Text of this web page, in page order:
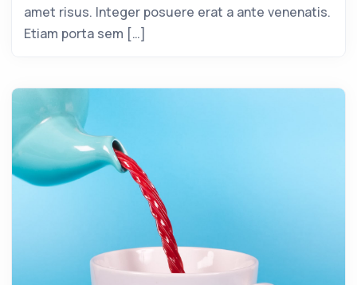
amet risus. Integer posuere erat a ante venenatis.
Etiam porta sem […]